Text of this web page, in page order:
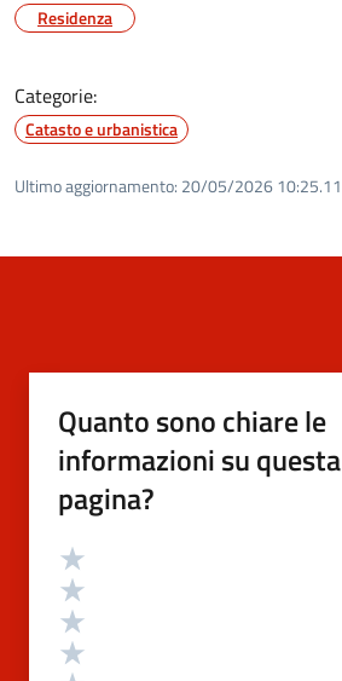
Residenza
Categorie:
Catasto e urbanistica
Ultimo aggiornamento: 20/05/2026 10:25.11
Quanto sono chiare le
informazioni su questa
pagina?
Valutazione